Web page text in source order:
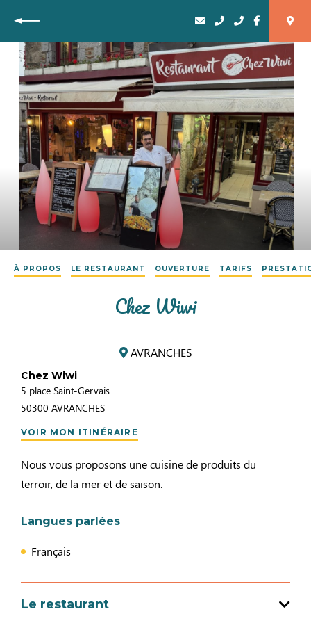
Retour
À PROPOS LE RESTAURANT OUVERTURE TARIFS
Chez Wiwi
AVRANCHES
Chez Wiwi
5 place Saint-Gervais
50300 AVRANCHES
VOIR MON ITINÉRAIRE
Nous vous proposons une cuisine de produits du
terroir, de la mer et de saison.
Langues parlées
Français
Le restaurant